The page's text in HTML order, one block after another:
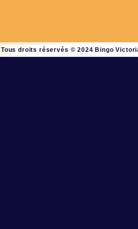
Tous droits réservés © 2024 Bingo